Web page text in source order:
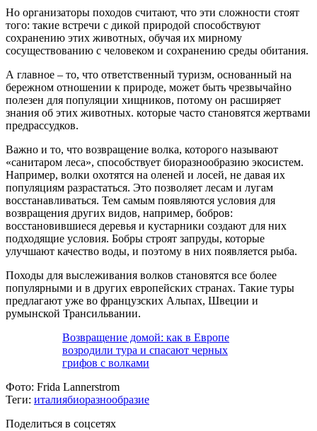
Но организаторы походов считают, что эти сложности стоят
того: такие встречи с дикой природой способствуют
сохранению этих животных, обучая их мирному
сосуществованию с человеком и сохранению среды обитания.
А главное – то, что ответственный туризм, основанный на
бережном отношении к природе, может быть чрезвычайно
полезен для популяции хищников, потому он расширяет
знания об этих животных. которые часто становятся жертвами
предрассудков.
Важно и то, что возвращение волка, которого называют
«санитаром леса», способствует биоразнообразию экосистем.
Например, волки охотятся на оленей и лосей, не давая их
популяциям разрастаться. Это позволяет лесам и лугам
восстанавливаться. Тем самым появляются условия для
возвращения других видов, например, бобров:
восстановившиеся деревья и кустарники создают для них
подходящие условия. Бобры строят запруды, которые
улучшают качество воды, и поэтому в них появляется рыба.
Походы для выслеживания волков становятся все более
популярными и в других европейских странах. Такие туры
предлагают уже во французских Альпах, Швеции и
румынской Трансильвании.
Возвращение домой: как в Европе
возродили тура и спасают черных
грифов с волками
Фото: Frida Lannerstrom
Теги: италиябиоразнообразие
Поделиться в соцсетях